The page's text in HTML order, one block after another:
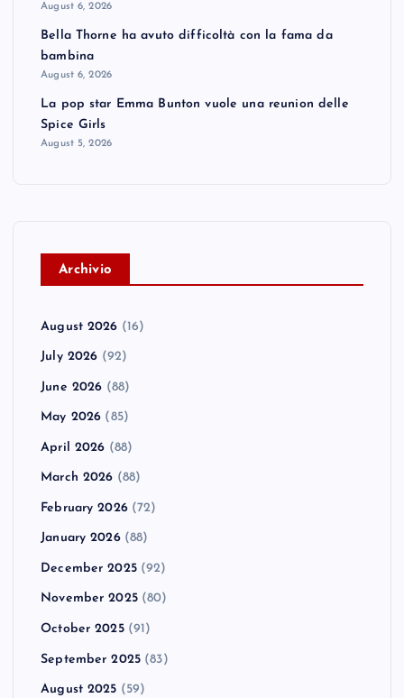
August 6, 2026
Bella Thorne ha avuto difficoltà con la fama da
bambina
August 6, 2026
La pop star Emma Bunton vuole una reunion delle
Spice Girls
August 5, 2026
Archivio
August 2026 (16)
July 2026 (92)
June 2026 (88)
May 2026 (85)
April 2026 (88)
March 2026 (88)
February 2026(72)
January 2026(88)
December 2025(92)
November 2025(80)
October 2025(91)
September 2025 (83)
August 2025 (59)